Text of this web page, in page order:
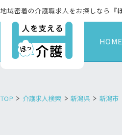
地域密着の介護職求人をお探しなら『
HOME
TOP 介護求人検索 新潟県 新潟市